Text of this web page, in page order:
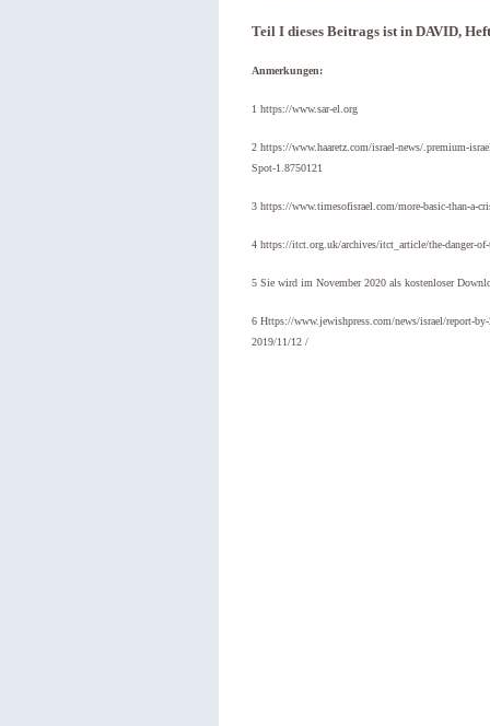
Teil I dieses Beitrags ist in DAVID,
Anmerkungen:
1 https://www.sar-el.org
2 https://www.haaretz.com/israel-news/.premium-
Spot-1.8750121
3 https://www.timesofisrael.com/more-basic-than-a-
4 https://itct.org.uk/archives/itct_article/the-danger-
5 Sie wird im November 2020 als kostenloser
6 Https://www.jewishpress.com/news/israel/report-
2019/11/12 /